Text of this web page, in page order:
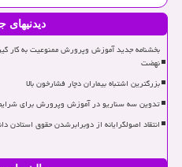
دیدنیهای
بخشنامه جدید آموزش وپرورش ممنوعیت به کار
نهضت
بزرگترین اشتباه بیماران دچار فشارخون بالا
تدوین سه سناریو در آموزش وپرورش برای
انتقاد اصولگرایانه از دوبرابرشدن حقوق استادن